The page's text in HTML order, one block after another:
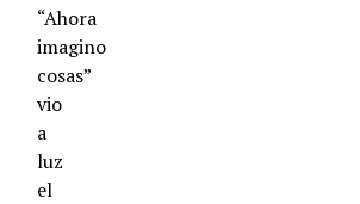
“Ahora
imagino
cosas”
vio
a
luz
el